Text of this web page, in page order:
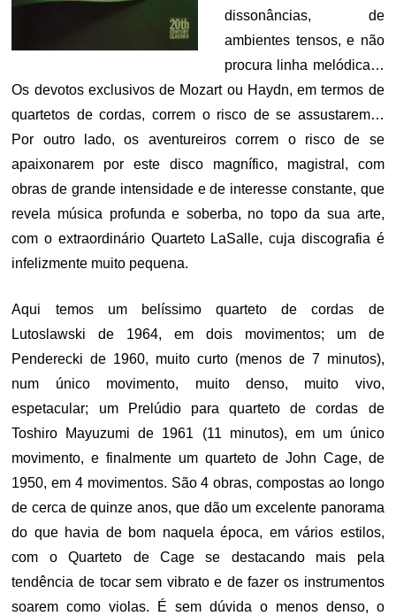
dissonâncias, de
ambientes tensos, e não
procura linha melódica…
Os devotos exclusivos de Mozart ou Haydn, em termos de
quartetos de cordas, correm o risco de se assustarem…
Por outro lado, os aventureiros correm o risco de se
apaixonarem por este disco magnífico, magistral, com
obras de grande intensidade e de interesse constante, que
revela música profunda e soberba, no topo da sua arte,
com o extraordinário Quarteto LaSalle, cuja discografia é
infelizmente muito pequena.
Aqui temos um belíssimo quarteto de cordas de
Lutoslawski de 1964, em dois movimentos; um de
Penderecki de 1960, muito curto (menos de 7 minutos),
num único movimento, muito denso, muito vivo,
espetacular; um Prelúdio para quarteto de cordas de
Toshiro Mayuzumi de 1961 (11 minutos), em um único
movimento, e finalmente um quarteto de John Cage, de
1950, em 4 movimentos. São 4 obras, compostas ao longo
de cerca de quinze anos, que dão um excelente panorama
do que havia de bom naquela época, em vários estilos,
com o Quarteto de Cage se destacando mais pela
tendência de tocar sem vibrato e de fazer os instrumentos
soarem como violas. É sem dúvida o menos denso, o